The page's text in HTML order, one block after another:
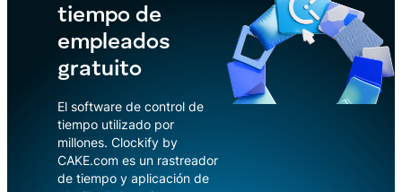
tiempo de
empleados
gratuito
El software de control de
tiempo utilizado por
millones. Clockify by
CAKE.com es un rastreador
de tiempo y aplicación de